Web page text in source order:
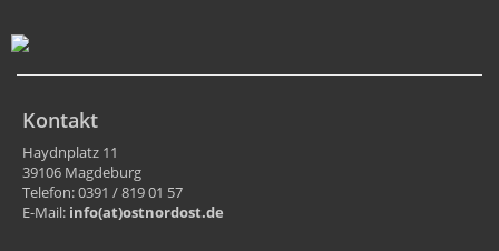
Kontakt
Haydnplatz 11
39106 Magdeburg
Telefon: 0391 / 819 01 57
E-Mail: info(at)ostnordost.de